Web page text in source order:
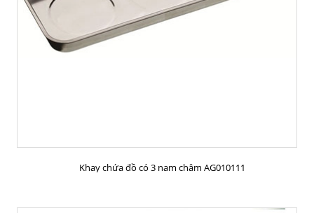
Khay chứa đồ có 3 nam châm AG010111